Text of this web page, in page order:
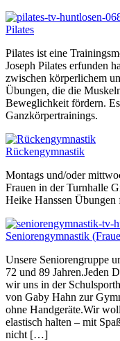
Pilates
Pilates ist eine
Joseph Pilates erfunden
zwischen körperlichem
Übungen, die die
Beweglichkeit fördern.
Ganzkörpertrainings.
Rückengymnastik
Montags und/oder
Frauen in der Turnhalle
Heike Hanssen
Seniorengymnastik
Unsere Seniorengruppe
72 und 89 Jahren.Jeden
wir uns in der
von Gaby Hahn zur
ohne Handgeräte.Wir
elastisch halten – mit
nicht […]